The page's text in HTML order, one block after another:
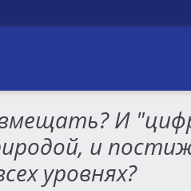
И
и
уровнях?